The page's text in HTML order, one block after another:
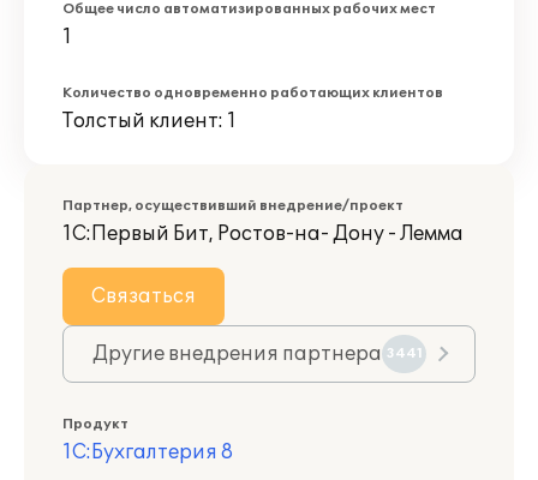
Общее число автоматизированных рабочих мест
1
Количество одновременно работающих клиентов
Толстый клиент: 1
Партнер, осуществивший внедрение/проект
1С:Первый Бит, Ростов-на- Дону - Лемма
Связаться
Другие внедрения партнера 3441
Продукт
1С:Бухгалтерия 8